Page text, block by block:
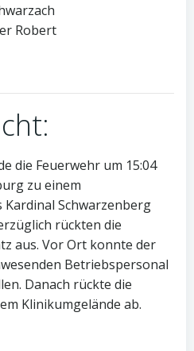
Robert
die Feuerwehr um 15:04
zu einem
Schwarzenberg
rückten die
aus. Vor Ort konnte der
Betriebspersonal
Danach rückte die
Klinikumgelände ab.